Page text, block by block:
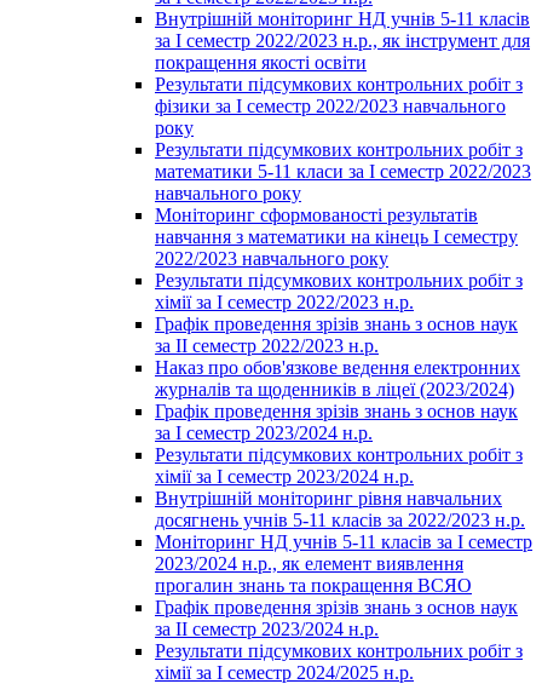
Внутрішній моніторинг НД учнів 5-11 класів
за І семестр 2022/2023 н.р., як інструмент для
покращення якості освіти
Результати підсумкових контрольних робіт з
фізики за І семестр 2022/2023 навчального
року
Результати підсумкових контрольних робіт з
математики 5-11 класи за І семестр 2022/2023
навчального року
Моніторинг сформованості результатів
навчання з математики на кінець І семестру
2022/2023 навчального року
Результати підсумкових контрольних робіт з
хімії за І семестр 2022/2023 н.р.
Графік проведення зрізів знань з основ наук
за ІІ семестр 2022/2023 н.р.
Наказ про обов'язкове ведення електронних
журналів та щоденників в ліцеї (2023/2024)
Графік проведення зрізів знань з основ наук
за І семестр 2023/2024 н.р.
Результати підсумкових контрольних робіт з
хімії за І семестр 2023/2024 н.р.
Внутрішній моніторинг рівня навчальних
досягнень учнів 5-11 класів за 2022/2023 н.р.
Моніторинг НД учнів 5-11 класів за І семестр
2023/2024 н.р., як елемент виявлення
прогалин знань та покращення ВСЯО
Графік проведення зрізів знань з основ наук
за ІІ семестр 2023/2024 н.р.
Результати підсумкових контрольних робіт з
хімії за І семестр 2024/2025 н.р.